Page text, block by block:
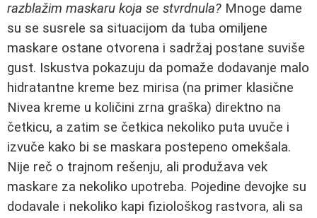
razblažim maskaru koja se stvrdnula? Mnoge dame
su se susrele sa situacijom da tuba omiljene
maskare ostane otvorena i sadržaj postane suviše
gust. Iskustva pokazuju da pomaže dodavanje malo
hidratantne kreme bez mirisa (na primer klasične
Nivea kreme u količini zrna graška) direktno na
četkicu, a zatim se četkica nekoliko puta uvuče i
izvuče kako bi se maskara postepeno omekšala.
Nije reč o trajnom rešenju, ali produžava vek
maskare za nekoliko upotreba. Pojedine devojke su
dodavale i nekoliko kapi fiziološkog rastvora, ali sa